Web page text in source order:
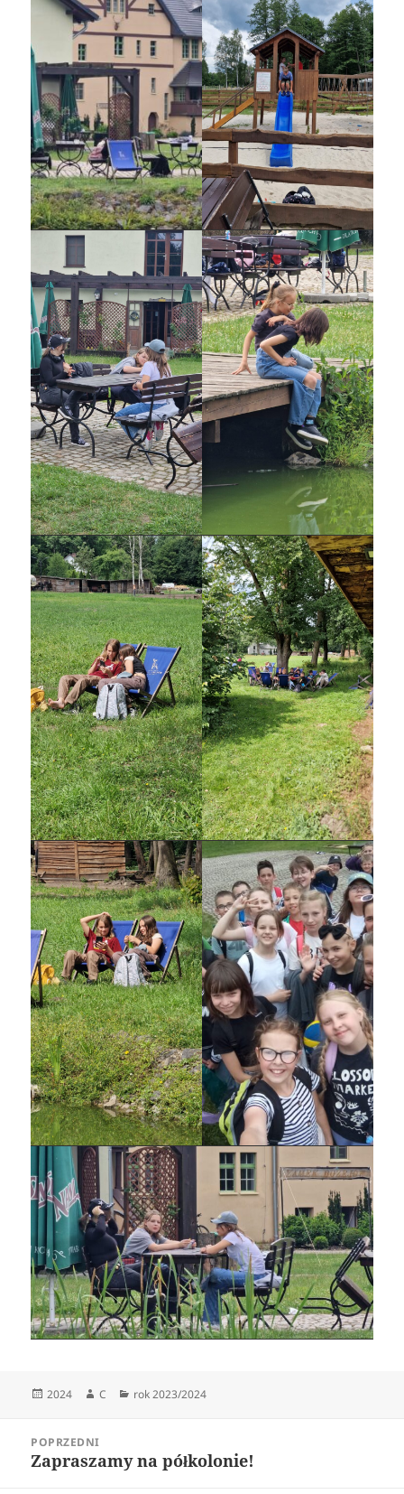
Data
2024 Autor
C Kategorie
rok 2023/2024
wpisuPOPRZEDNI
Poprzedni
Zapraszamy na półkolonie!